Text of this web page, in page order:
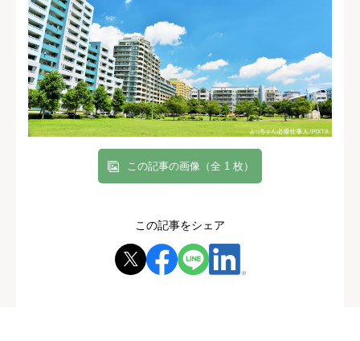
この記事の画像（全 1 枚）
この記事をシェア